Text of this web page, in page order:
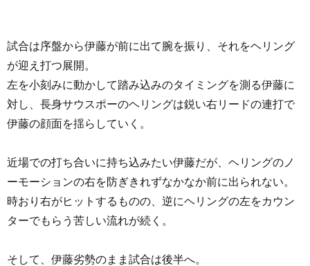
試合は序盤から伊藤が前に出て腕を振り、それをヘリング
が迎え打つ展開。
左を小刻みに動かして踏み込みのタイミングを測る伊藤に
対し、長身サウスポーのヘリングは鋭い右リードの連打で
伊藤の顔面を揺らしていく。
近場での打ち合いに持ち込みたい伊藤だが、ヘリングのノ
ーモーションの右を防ぎきれずなかなか前に出られない。
時おり右がヒットするものの、逆にヘリングの左をカウン
ターでもらう苦しい流れが続く。
そして、伊藤劣勢のまま試合は後半へ。